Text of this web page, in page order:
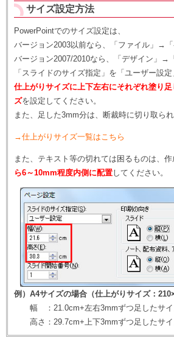
サイズ設定方法
PowerPointでのサイズ設定は、
バージョン2003以前なら、「ファイル」→「
バージョン2007/2010なら、「デザイン」→
「スライドのサイズ指定」を「ユーザー設定
仕上がりサイズに上下左右にそれぞれ塗り
ズを設定してください。
また、足した3mm分は、断裁時に切り取られ
→仕上がりサイズ一覧はこちら
また、テキスト等の切れては困るものは、
ら6～10mm程度内側に配置してください。
例）A4サイズの場合（仕上がりサイズ：
幅 ：21.0cm+左右3mmずつ足したサ
高さ：29.7cm+上下3mmずつ足したサ